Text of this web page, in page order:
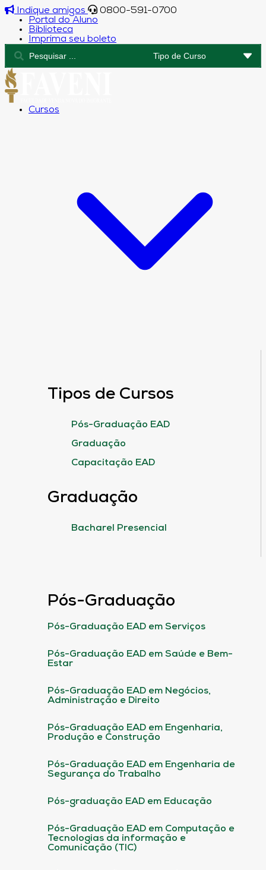
Indique amigos
0800-591-0700
Portal do Aluno
Biblioteca
Imprima seu boleto
Cursos
Tipos de Cursos
Pós-Graduação EAD
Graduação
Capacitação EAD
Graduação
Bacharel Presencial
Pós-Graduação
Pós-Graduação EAD em Serviços
Pós-Graduação EAD em Saúde e Bem-
Estar
Pós-Graduação EAD em Negócios,
Administração e Direito
Pós-Graduação EAD em Engenharia,
Produção e Construção
Pós-Graduação EAD em Engenharia de
Segurança do Trabalho
Pós-graduação EAD em Educação
Pós-Graduação EAD em Computação e
Tecnologias da informação e
Comunicação (TIC)